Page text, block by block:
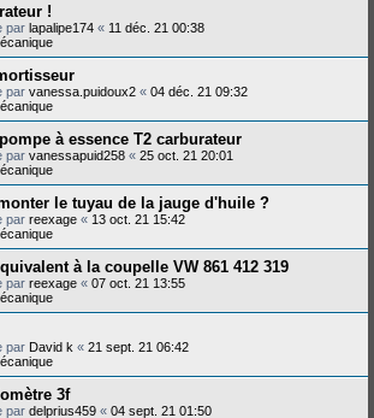
!
par lapalipe174 « 11 déc. 21 00:38
par vanessa.puidoux2 « 04 déc. 21 09:32
à essence T2 carburateur
par vanessapuid258 « 25 oct. 21 20:01
le tuyau de la jauge d'huile ?
par reexage « 13 oct. 21 15:42
à la coupelle VW 861 412 319
par reexage « 07 oct. 21 13:55
par David k « 21 sept. 21 06:42
3f
par delprius459 « 04 sept. 21 01:50